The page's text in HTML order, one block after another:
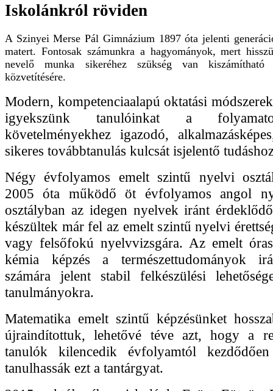
Iskolánkról röviden
A Szinyei Merse Pál Gimnázium 1897 óta jelenti
matert. Fontosak számunkra a hagyományok, mert
nevelő munka sikeréhez szükség van
közvetítésére.
Modern, kompetenciaalapú oktatási
igyekszünk tanulóinkat a
követelményekhez igazodó,
sikeres továbbtanulás kulcsát isjelentő
Négy évfolyamos emelt szintű nyelvi
2005 óta működő öt évfolyamos angol
osztályban az idegen nyelvek iránt
készültek már fel az emelt szintű nyelvi
vagy felsőfokú nyelvvizsgára. Az emelt
kémia képzés a természettudományok
számára jelent stabil felkészülési
tanulmányokra.
Matematika emelt szintű képzésünket
újraindítottuk, lehetővé téve azt, hogy a
tanulók kilencedik évfolyamtól
tanulhassák ezt a tantárgyat.